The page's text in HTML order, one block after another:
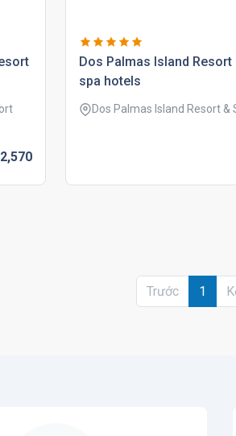
570
dos palmas island resort
spa hotels
Dos Palmas Island Resort &
Trước 1